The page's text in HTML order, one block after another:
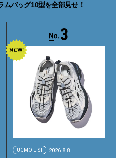
ムバッグ10型を全部見せ！
3
UOMO LIST 2026.8.8